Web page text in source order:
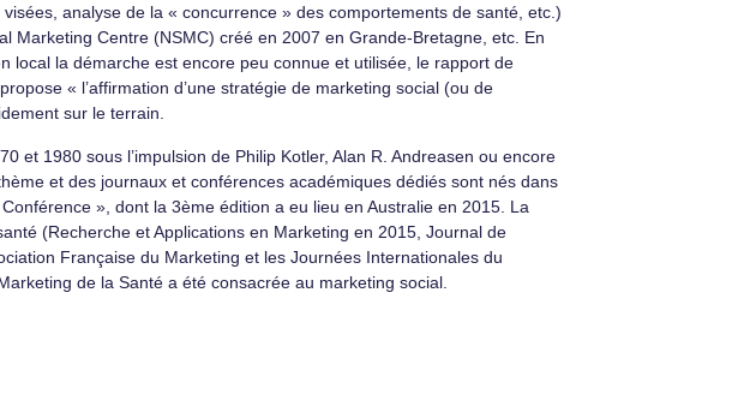
analyse de la « concurrence » des comportements de santé, etc.)
Marketing Centre (NSMC) créé en 2007 en Grande-Bretagne, etc. En
local la démarche est encore peu connue et utilisée, le rapport de
« l’affirmation d’une stratégie de marketing social (ou de
sur le terrain.
et 1980 sous l’impulsion de Philip Kotler, Alan R. Andreasen ou encore
et des journaux et conférences académiques dédiés sont nés dans
», dont la 3ème édition a eu lieu en Australie en 2015. La
(Recherche et Applications en Marketing en 2015, Journal de
Française du Marketing et les Journées Internationales du
de la Santé a été consacrée au marketing social.